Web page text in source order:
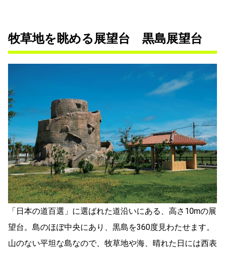
牧草地を眺める展望台 黒島展望台
「日本の道百選」に選ばれた道沿いにある、高さ10mの展
望台。島のほぼ中央にあり、黒島を360度見わたせます。
山のない平坦な島なので、牧草地や海、晴れた日には西表